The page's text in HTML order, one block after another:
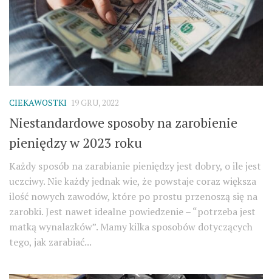
CIEKAWOSTKI 19 GRU, 2022
Niestandardowe sposoby na zarobienie
pieniędzy w 2023 roku
Każdy sposób na zarabianie pieniędzy jest dobry, o ile jest
uczciwy. Nie każdy jednak wie, że powstaje coraz większa
ilość nowych zawodów, które po prostu przenoszą się na
zarobki. Jest nawet idealne powiedzenie – “potrzeba jest
matką wynalazków”. Mamy kilka sposobów dotyczących
tego, jak zarabiać...